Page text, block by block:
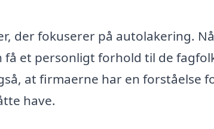
der fokuserer på autolakering.
et personligt forhold til de
at firmaerne har en forståelse
have.